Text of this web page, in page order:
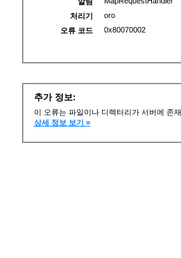
처리기
oro
오류 코드
0x80070002
추가 정보:
이 오류는 파일이나 디렉터리가 서버에 존
상세 정보 보기 »